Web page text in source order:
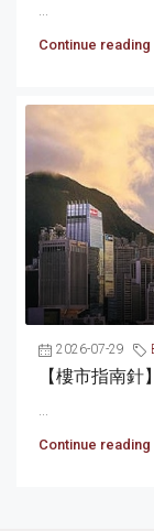
...
Continue reading
2026-07-29
【樓市指南
...
Continue reading